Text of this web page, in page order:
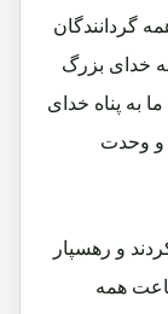
گردانندگان
خدای بزرگ
به پناه خدای
و وحدت
و رهسپار
همه